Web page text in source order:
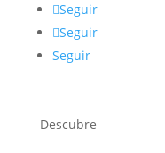
Seguir
Seguir
Seguir
Descubre